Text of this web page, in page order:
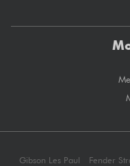
Gibson Les Paul Fender